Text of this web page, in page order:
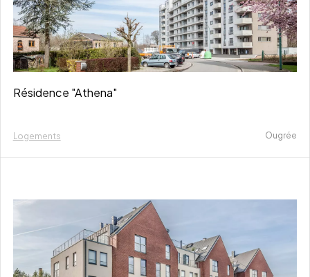
Résidence "Athena"
Logements Ougrée